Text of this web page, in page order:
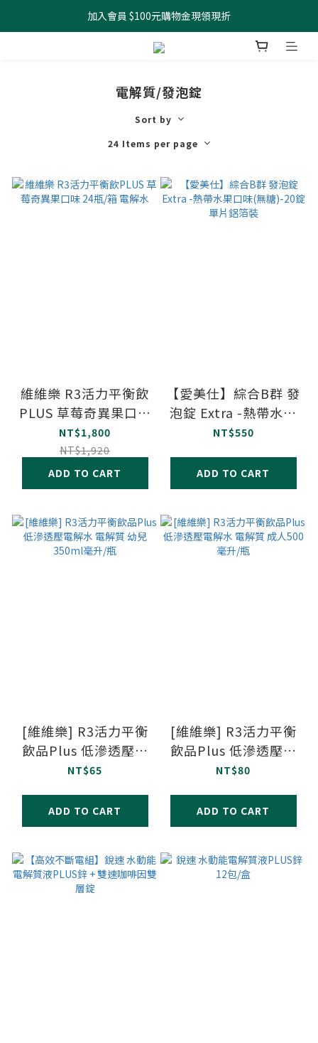
全館滿499元起 宅配免運
加入會員 $100元購物金現領現折
全館滿499元起 宅配免運
電解質/發泡錠
Sort by
24 Items per page
維維樂 R3活力平衡飲
PLUS 草莓奇異果口味
24瓶/箱 電解水
NT$1,800
NT$1,920
ADD TO CART
【愛美仕】綜合B群 發
泡錠 Extra -熱帶水果
口味(無糖)-20錠 單片
NT$550
ADD TO CART
[維維樂] R3活力平衡
飲品Plus 低滲透壓電
解水 電解質 幼兒
NT$65
ADD TO CART
[維維樂] R3活力平衡
飲品Plus 低滲透壓電
解水 電解質 成人500
NT$80
ADD TO CART